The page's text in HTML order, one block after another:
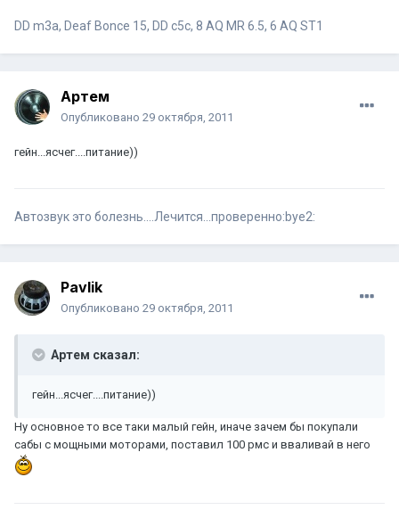
DD m3a, Deaf Bonce 15, DD c5c, 8 AQ MR 6.5, 6 AQ ST1
Артем
Опубликовано 29 октября, 2011
гейн...ясчег....питание))
Автозвук это болезнь....Лечится...проверенно:bye2:
Pavlik
Опубликовано 29 октября, 2011
Артем сказал:
гейн...ясчег....питание))
Ну основное то все таки малый гейн, иначе зачем бы покупали
сабы с мощными моторами, поставил 100 рмс и вваливай в него